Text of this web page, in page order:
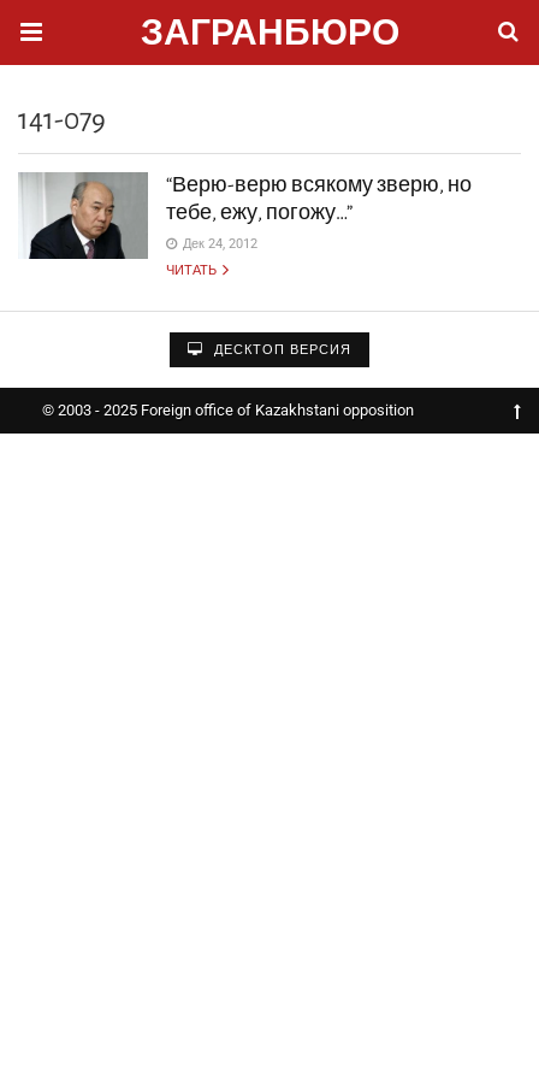
ЗАГРАНБЮРО
141-079
“Верю-верю всякому зверю, но
тебе, ежу, погожу…”
Дек 24, 2012
ЧИТАТЬ
ДЕСКТОП ВЕРСИЯ
© 2003 - 2025 Foreign office of Kazakhstani opposition